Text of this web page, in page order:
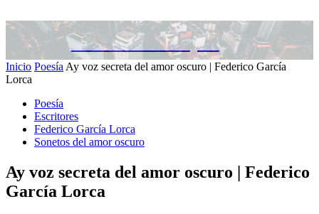
La voz del lápiz
Inicio Poesía Ay voz secreta del amor oscuro | Federico García
Lorca
Poesía
Escritores
Federico García Lorca
Sonetos del amor oscuro
Ay voz secreta del amor oscuro | Federico
García Lorca